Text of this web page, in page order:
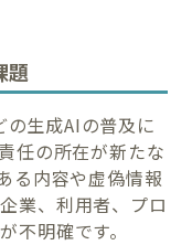
題
生成AIの普及に
任の所在が新たな
る内容や虚偽情報
業、利用者、プロ
不明確です。